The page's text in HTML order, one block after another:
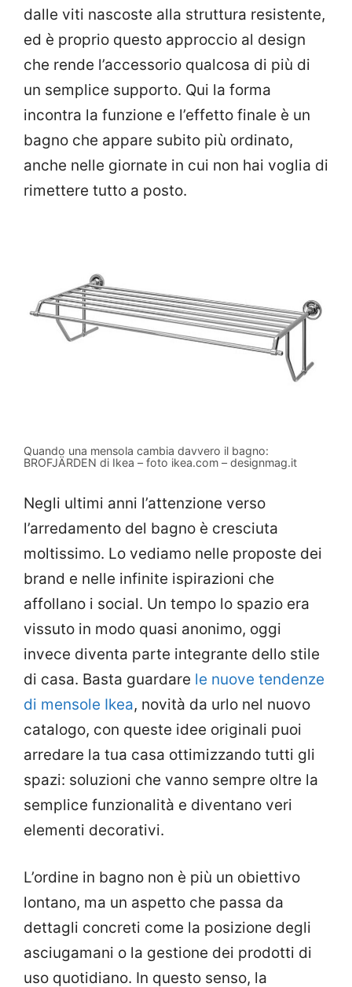
dalle viti nascoste alla struttura resistente,
ed è proprio questo approccio al design
che rende l’accessorio qualcosa di più di
un semplice supporto. Qui la forma
incontra la funzione e l’effetto finale è un
bagno che appare subito più ordinato,
anche nelle giornate in cui non hai voglia di
rimettere tutto a posto.
Quando una mensola cambia davvero il bagno:
BROFJÄRDEN di Ikea – foto ikea.com – designmag.it
Negli ultimi anni l’attenzione verso
l’arredamento del bagno è cresciuta
moltissimo. Lo vediamo nelle proposte dei
brand e nelle infinite ispirazioni che
affollano i social. Un tempo lo spazio era
vissuto in modo quasi anonimo, oggi
invece diventa parte integrante dello stile
di casa. Basta guardare le nuove tendenze
di mensole Ikea, novità da urlo nel nuovo
catalogo, con queste idee originali puoi
arredare la tua casa ottimizzando tutti gli
spazi: soluzioni che vanno sempre oltre la
semplice funzionalità e diventano veri
elementi decorativi.
L’ordine in bagno non è più un obiettivo
lontano, ma un aspetto che passa da
dettagli concreti come la posizione degli
asciugamani o la gestione dei prodotti di
uso quotidiano. In questo senso, la